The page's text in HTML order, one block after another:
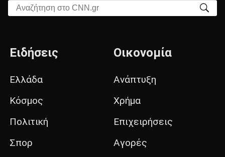
Αναζήτηση στο CNN.gr
Ειδήσεις
Ελλάδα
Κόσμος
Πολιτική
Σπορ
Οικονομία
Ανάπτυξη
Χρήμα
Επιχειρήσεις
Αγορές